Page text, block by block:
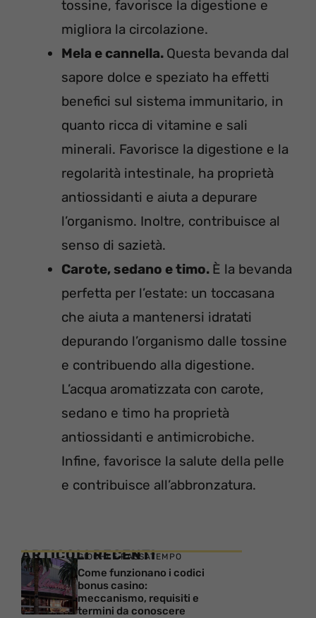
tossine, favorisce la digestione e
migliora la circolazione.
Mela e cannella. Questa bevanda dal
sapore dolce e speziato ha effetti
benefici sul sistema immunitario, in
quanto ricca di vitamine e sali
minerali. Favorisce la digestione e la
regolarità intestinale, ha proprietà
antiossidanti e aiuta a depurare
l’organismo. Inoltre, contribuisce al
senso di sazietà.
Carote, sedano e timo. È la bevanda
perfetta per l’estate: un toccasana
che aiuta a mantenersi idratati
depurando l’organismo dalle tossine
e contribuendo alla digestione.
L’acqua aromatizzata con carote,
sedano e timo ha proprietà
antiossidanti e antimicrobiche.
Infine, favorisce la salute della pelle
e contribuisce all’abbronzatura.
ARTICOLI RECENTI
GIOCHI E PASSATEMPO
Come funzionano i codici
bonus casino:
meccanismo, requisiti e
termini da conoscere